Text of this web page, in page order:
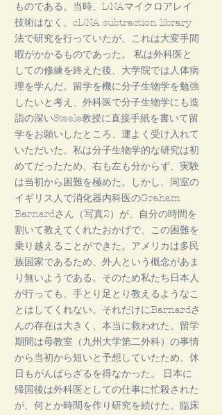
ものである。当時、DNAマイクロアレイ
技術はなく、cDNA subtraction library
法で研究を行っていたが、これは大変手間
暇がかかるものであった。 私は外科医と
しての修練を終えた後、大学院では人体病
理を学んだ。留学を機に分子生物学を勉強
したいと考え、外科医で分子生物学にも造
詣の深いSteele教授に直接手紙を書いて留
学をお願いしたところ、運よく受け入れて
いただいた。私は分子生物学的な研究は初
めてだったため、右も左も分からず、実験
は当初から困難を極めた。しかし、同室の
イギリス人で消化器内科医のGraham
Barnardさん（写真2）が、自分の時間を
割いて教えてくれたおかげで、この困難を
乗り越えることができた。アメリカは多民
族国家であるため、外人という概念があま
り無いようである。そのため私たち日本人
が行っても、手とり足とり教えるようなこ
とはしてくれない。それだけにBarnardさ
んの存在は大きく、本当に救われた。留学
期間は母教室（九州大学第二外科）の事情
から当初から短いと予想していたため、休
日もがんばらざるを得なかった。 日本に
帰国後は外科医としての仕事に忙殺された
が、何とか時間を作り研究を続けた。臨床